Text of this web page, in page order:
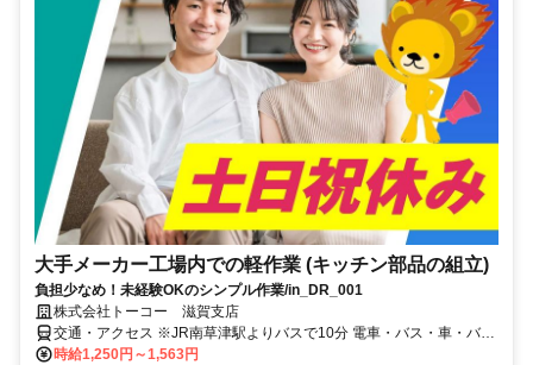
大手メーカー工場内での軽作業 (キッチン部品の組立)
負担少なめ！未経験OKのシンプル作業/in_DR_001
株式会社トーコー 滋賀支店
交通・アクセス ※JR南草津駅よりバスで10分 電車・バス・車・バイ
ク・自転車通勤OK ＊無料駐車場完備
時給1,250円～1,563円